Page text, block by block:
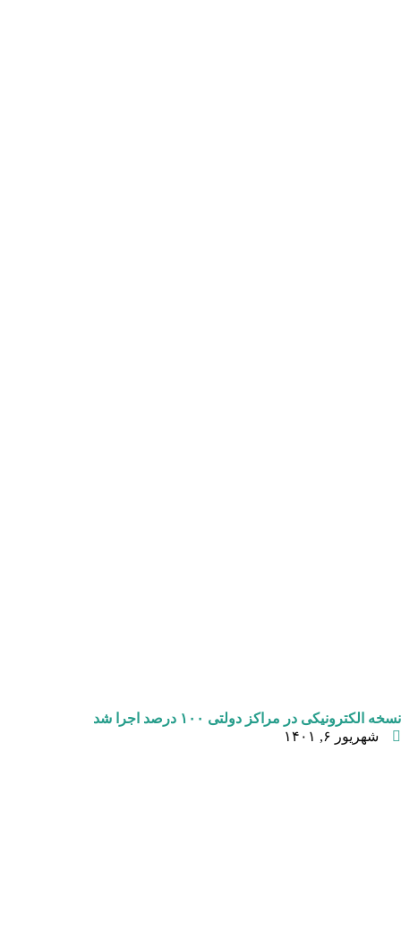
نسخه الکترونیکی در مراکز دولتی ۱۰۰ درصد اجرا شد
شهریور ۶, ۱۴۰۱